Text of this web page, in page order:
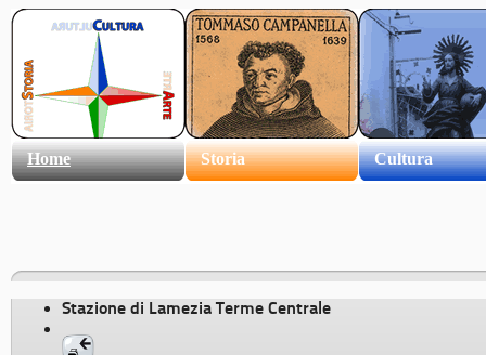
Home Storia Cultura
Stazione di Lamezia Terme Centrale